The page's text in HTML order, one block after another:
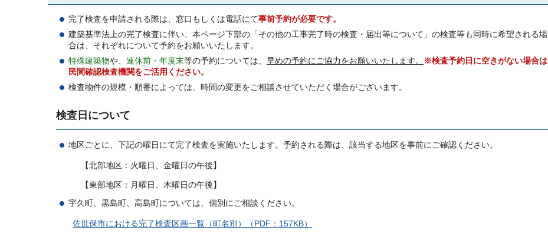
完了検査を申請される際は、窓口もしくは電話にて事前予約が必要です。
建築基準法上の完了検査に伴い、本ページ下部の「その他の工事完了時の検査・届出等について」の検査等も同時に希望される場
合は、それぞれについて予約をお願いいたします。
特殊建築物や、 連休前・年度末等の予約については、 早めの予約にご協力をお願いいたします。
※検査予約日に空きがない場合は
民間確認検査機関をご活用ください。
検査物件の規模・順番によっては、時間の変更をご相談させていただく場合がございます。
検査日について
地区ごとに、下記の曜日にて完了検査を実施いたします。予約される際は、該当する地区を事前にご確認ください。
【北部地区：火曜日、金曜日の午後】
【東部地区：月曜日、木曜日の午後】
宇久町、黒島町、高島町については、個別にご相談ください。
佐世保市における完了検査区画一覧（町名別）（PDF：157KB）